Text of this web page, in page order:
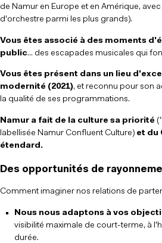
de Namur en Europe et en Amérique,
d'orchestre parmi les plus grands).
Vous êtes associé à des moments
public... des escapades musicales qui
Vous êtes présent dans un lieu
modernité (2021), et reconnu pour son
la qualité de ses programmations.
Namur a fait de la culture sa priorité
labellisée Namur Confluent Culture) et du
étendard.
Des opportunités de
Comment imaginer nos relations de
Nous nous adaptons à vos
visibilité maximale de court-terme, à
durée.